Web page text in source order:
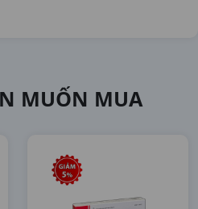
MUỐN MUA